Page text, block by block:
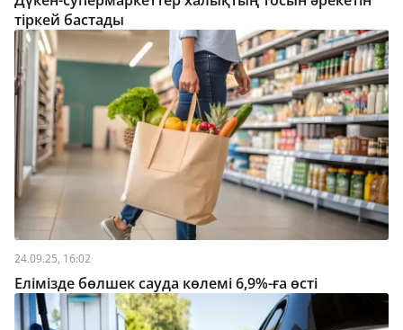
тіркей бастады
24.09.25, 16:02
Елімізде бөлшек сауда көлемі 6,9%-ға өсті